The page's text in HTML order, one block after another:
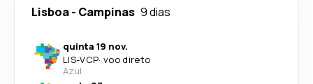
Lisboa- Campinas 9 dias
quinta 19 nov.
LIS-VCP· voo direto
Azul